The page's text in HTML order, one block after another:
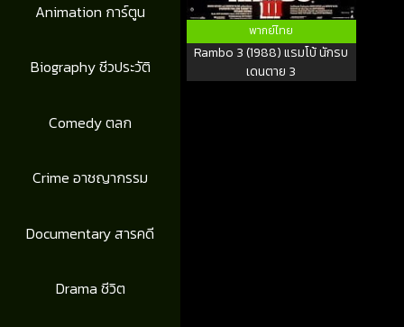
Animation การ์ตูน
Biography ชีวประวัติ
Comedy ตลก
Crime อาชญากรรม
Documentary สารคดี
Drama ชีวิต
พากย์ไทย
Rambo 3 (1988) แรมโบ้ นักรบ
เดนตาย 3